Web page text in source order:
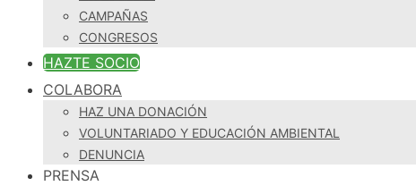
CAMPAÑAS
CONGRESOS
HAZTE SOCIO
COLABORA
HAZ UNA DONACIÓN
VOLUNTARIADO Y EDUCACIÓN AMBIENTAL
DENUNCIA
PRENSA